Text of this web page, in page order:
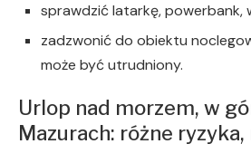
sprawdzić latarkę, powerbank,
zadzwonić do obiektu
może być utrudniony.
Urlop nad morzem, w
Mazurach: różne